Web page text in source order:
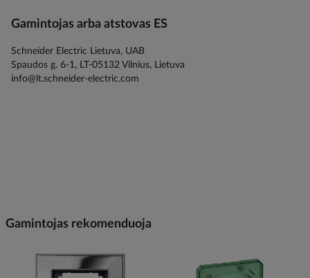
Gamintojas arba atstovas ES
Schneider Electric Lietuva, UAB
Spaudos g. 6-1, LT-05132 Vilnius, Lietuva
info@lt.schneider-electric.com
Gamintojas rekomenduoja